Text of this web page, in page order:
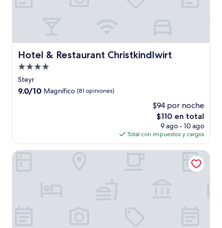
Hotel & Restaurant Christkindlwirt
Hotel & Restaurant Christkindlwirt
Propiedad
de
4.0
Steyr
9.0
9.0/10 Magnífico (81 opiniones)
$94 por noche
El
precio
actual
es
de
$110 en total
9 ago - 10 ago
Total con impuestos y cargos
Aiden by Best Western Stadtgut Hotel Steyr